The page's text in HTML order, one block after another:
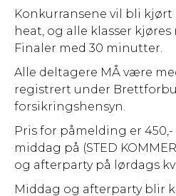
Konkurransene vil bli
heat, og alle klasser kjøres
Finaler med 30 minutter.
Alle deltagere MÅ være
registrert under
forsikringshensyn.
Pris for påmelding er
middag på (STED
og afterparty på lørdags
Middag og afterparty blir